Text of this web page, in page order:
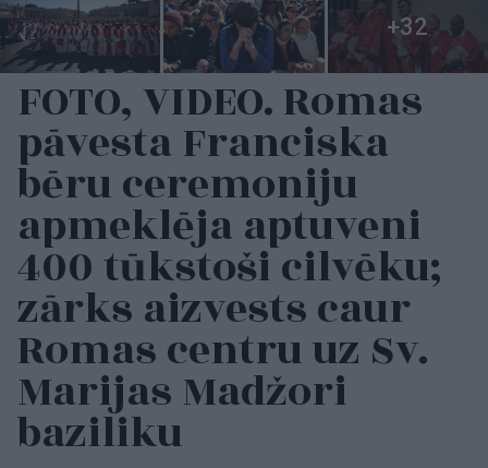
FOTO, VIDEO. Romas
pāvesta Franciska
bēru ceremoniju
apmeklēja aptuveni
400 tūkstoši cilvēku;
zārks aizvests caur
Romas centru uz Sv.
Marijas Madžori
baziliku